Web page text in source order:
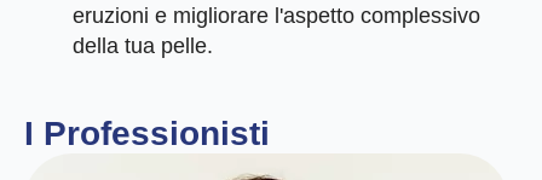
eruzioni e migliorare l'aspetto complessivo
della tua pelle.
I Professionisti